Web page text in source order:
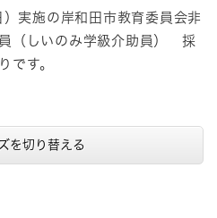
実施の岸和田市教育委員会非
（しいのみ学級介助員） 採
です。
を切り替える